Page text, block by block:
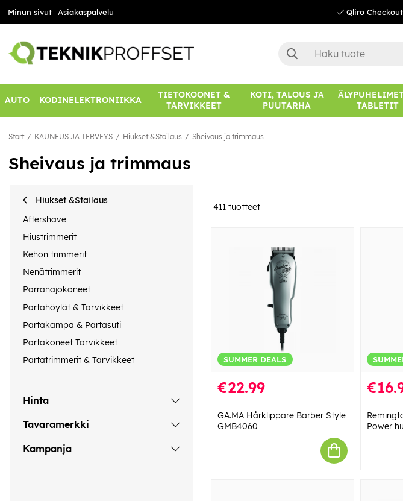
Minun sivut Asiakaspalvelu Qliro Checkout
AUTO KODINELEKTRONIIKKA
TIETOKOONET &
TARVIKKEET
KOTI, TALOUS JA
PUUTARHA
TABLETIT
Start KAUNEUS JA TERVEYS Hiukset &Stailaus Sheivaus ja trimmaus
Sheivaus ja trimmaus
Hiukset &Stailaus
Aftershave
Hiustrimmerit
Kehon trimmerit
Nenätrimmerit
Parranajokoneet
Partahöylät & Tarvikkeet
Partakampa & Partasuti
Partakoneet Tarvikkeet
Partatrimmerit & Tarvikkeet
Hinta
Tavaramerkki
Kampanja
411 tuotteet
SUMMER DEALS
€22.99
GA.MA Hårklippare Barber Style
GMB4060
Power